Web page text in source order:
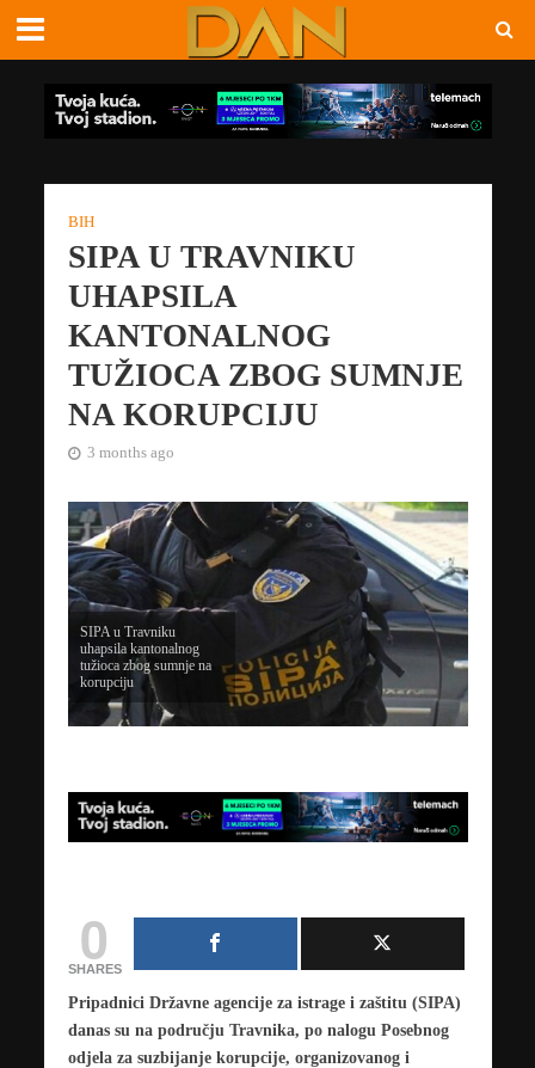
BIH
SIPA U TRAVNIKU
UHAPSILA
KANTONALNOG
TUŽIOCA ZBOG SUMNJE
NA KORUPCIJU
3 months ago
SIPA u Travniku
uhapsila kantonalnog
tužioca zbog sumnje na
korupciju
0
SHARES
Pripadnici Državne agencije za istrage i zaštitu (SIPA)
danas su na području Travnika, po nalogu Posebnog
odjela za suzbijanje korupcije, organizovanog i